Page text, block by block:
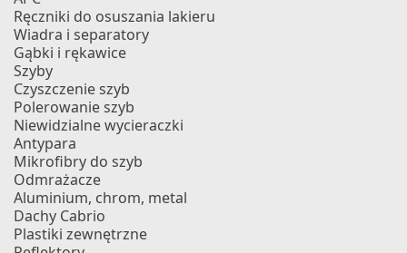
Ręczniki do osuszania lakieru
Wiadra i separatory
Gąbki i rękawice
Szyby
Czyszczenie szyb
Polerowanie szyb
Niewidzialne wycieraczki
Antypara
Mikrofibry do szyb
Odmrażacze
Aluminium, chrom, metal
Dachy Cabrio
Plastiki zewnętrzne